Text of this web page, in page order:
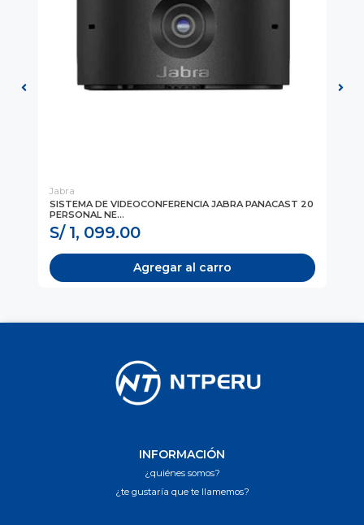
Jabra
SISTEMA DE VIDEOCONFERENCIA JABRA PANACAST 20
PERSONAL NE...
S/ 1, 099.00
Agregar al carro
INFORMACIÓN
¿quiénes somos?
¿te gustaría que te llamemos?